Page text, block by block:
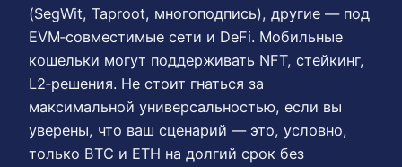
(SegWit, Taproot, многоподпись), другие — под
EVM‑совместимые сети и DeFi. Мобильные
кошельки могут поддерживать NFT, стейкинг,
L2‑решения. Не стоит гнаться за
максимальной универсальностью, если вы
уверены, что ваш сценарий — это, условно,
только BTC и ETH на долгий срок без